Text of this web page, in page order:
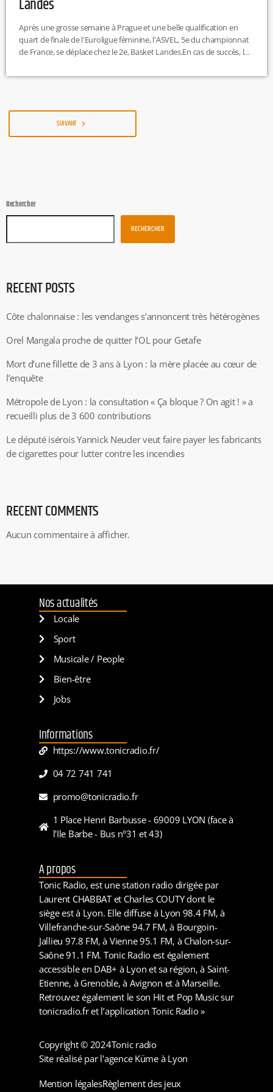
Landes
Après une grosse semaine à Prague et une belle qualification en
quart de finale de l'Euroligue féminine, l'ASVEL, 5e du championnat
de France, se déplace chez le 2e, Basket Landes.En cas de succès, les
classement. Il faudra pour cela battre les coéquipières de Céline
SUIVANT navigate_next
Rechercher
RECHERCHER
RECENT POSTS
Côte chalonnaise : les vendanges s’annoncent très hétérogènes
Orel Mangala proche de quitter l’OL pour Getafe
Mort d’une fillette de 3 ans à Lyon : la mère placée au cœur de
l’enquête
Métropole de Lyon : la consultation « Ça bloque ? On agit ! » a
recueilli plus de 3 600 contributions
Le député isérois Yannick Neuder veut faire payer les fabricants
de cigarettes pour lutter contre les incendies
RECENT COMMENTS
Aucun commentaire à afficher.
Nos actualités
Locale
Sport
Musicale / People
Bien-être
Jobs
Informations
https://www.tonicradio.fr/
04 72 741 741
promo@tonicradio.fr
1 Place Henri Barbusse - 69009 LYON (face à
l'Ile Barbe - Bus n°31 et 43)
A propos
Tonic Radio, est une station radio dirigée par
Laurent CHABBAT et Charles COUTY dont le
siège est à Lyon. Elle diffuse à Lyon 98.4 FM, à
Villefranche-sur-Saône 94.7 FM, à Bourgoin-
Jallieu 97.8 FM, à Vienne 95.1 FM, à Chalon-sur-
Saône 91.1 FM. Tonic Radio est également
accessible en DAB+ à Lyon et sa région, à Saint-
Etienne, à Grenoble, à Avignon et à Marseille.
Retrouvez également le son Hit et Pop Music sur
tonicradio.fr et l’application Tonic Radio »
Copyright © 2024Tonic radio
Site réalisé par l'agence Küme à Lyon
Mention légalesRèglement des jeux